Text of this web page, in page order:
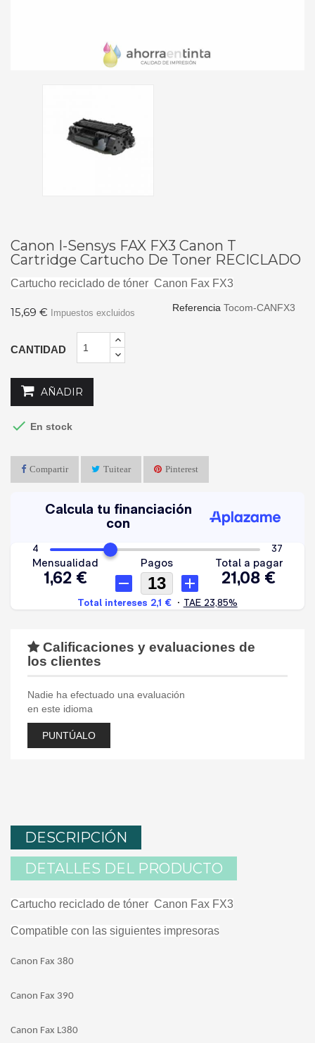
Canon I-Sensys FAX FX3 Canon T
Cartridge Cartucho De Toner RECICLADO
Cartucho reciclado de tóner Canon Fax FX3
Referencia Tocom-CANFX3
15,69 € Impuestos excluidos
CANTIDAD
AÑADIR
 En stock
Compartir Tuitear Pinterest
Calificaciones y evaluaciones de
los clientes
Nadie ha efectuado una evaluación
en este idioma
PUNTÚALO
DESCRIPCIÓN
DETALLES DEL PRODUCTO
Cartucho reciclado de tóner Canon Fax FX3
Compatible con las siguientes impresoras
Canon Fax 380
Canon Fax 390
Canon Fax L380